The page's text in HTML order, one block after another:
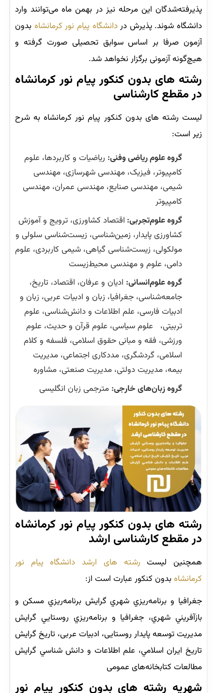
پذیرفته‌شدگان این مرحله نیز در بهمن ماه می‌توانند وارد
دانشگاه شوند. پذیرش دردانشگاه پیام نور کرمانشاه بدون
آزمون صرفا بر اساس سوابق تحصیلی صورت گرفته و
هیچ‌گونه آزمونی برگزار نخواهد شد.
رشته های بدون کنکور پیام نور کرمانشاه
در مقطع کارشناسی
لیست رشته های بدون کنکور پیام نور کرمانشاه به شرح
زیر است:
گروه علوم ریاضی وفنی: ریاضیات و کاربردها، علوم
کامپیوتر، فیزیک، مهندسی شهرسازی، مهندسی
شیمی، مهندسی صنایع، مهندسی عمران، مهندسی
کامپیوتر
گروه علوم‌تجربی: اقتصاد کشاورزی، ترویج و آموزش
کشاورزی پایدار، زمین‌شناسی، زیست‌شناسی سلولی و
مولکولی، زیست‌شناسی گیاهی، شیمی کاربردی، علوم
دامی، علوم و مهندسی محیط‌زیست
گروه علوم‌انسانی: ادیان و عرفان، اقتصاد، تاریخ،
جامعه‌شناسی، جغرافیا، زبان و ادبیات عربی، زبان و
ادبیات فارسی، علم اطلاعات و دانش‌شناسی، علوم
تربیتی، علوم سیاسی، علوم قرآن و حدیث، علوم
ورزشی، فقه و مبانی حقوق اسلامی، فلسفه و کلام
اسلامی، گردشگری، مددکاری اجتماعی، مدیریت
بیمه، مدیریت دولتی، مدیریت صنعتی، مشاوره
گروه زبان‌های خارجی: مترجمی زبان انگلیسی
رشته های بدون کنکور پیام نور کرمانشاه
در مقطع کارشناسی ‌ارشد
همچنین لیست رشته های ارشد دانشگاه پیام نور
کرمانشاهبدون کنکور عبارت است از:
جغرافيا و برنامه‌ريزي شهري گرايش برنامه‌ريزي مسكن و
بازآفريني شهري، جغرافيا و برنامه‌ريزي روستايي گرايش
مديريت توسعه پایدار روستایی، ادبیات عربی، تاريخ گرايش
تاريخ ايران اسلامي، علم اطلاعات و دانش شناسي گرايش
مطالعات کتابخانه‌های عمومی
شهریه رشته های بدون کنکور پیام نور